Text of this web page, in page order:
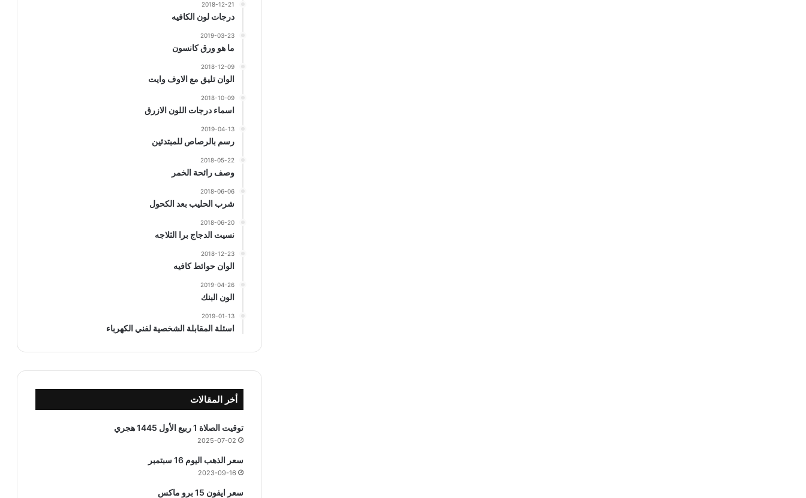
2018-12-21
درجات لون الكافيه
2019-03-23
ما هو ورق كانسون
2018-12-09
الوان تليق مع الاوف وايت
2018-10-09
اسماء درجات اللون الازرق
2019-04-13
رسم بالرصاص للمبتدئين
2018-05-22
وصف رائحة الخمر
2018-06-06
شرب الحليب بعد الكحول
2018-06-20
نسيت الدجاج برا الثلاجه
2018-12-23
الوان حوائط كافيه
2019-04-26
الون البنك
2019-01-13
اسئلة المقابلة الشخصية لفني الكهرباء
أخر المقالات
توقيت الصلاة 1 ربيع الأول 1445 هجري
2025-07-02
سعر الذهب اليوم 16 سبتمبر
2023-09-16
سعر ايفون 15 برو ماكس